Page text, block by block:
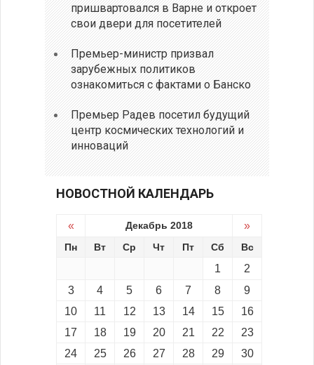
пришвартовался в Варне и откроет
свои двери для посетителей
Премьер-министр призвал
зарубежных политиков
ознакомиться с фактами о Банско
Премьер Радев посетил будущий
центр космических технологий и
инноваций
НОВОСТНОЙ КАЛЕНДАРЬ
« Декабрь 2018 »
Пн Вт Ср Чт Пт Сб Вс
1
2
3
4 5 6 7 8
9
10
11 12 13 14 15
16
17
18 19 20 21 22
23
24
25 26 27 28 29 30